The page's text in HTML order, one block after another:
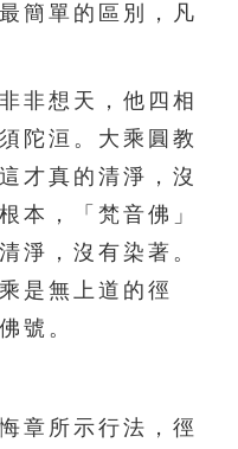
簡單的區別，凡
想天，他四相
陀洹。大乘圓教
才真的清淨，沒
本，「梵音佛」
淨，沒有染著。
是無上道的徑
號。
所示行法，徑